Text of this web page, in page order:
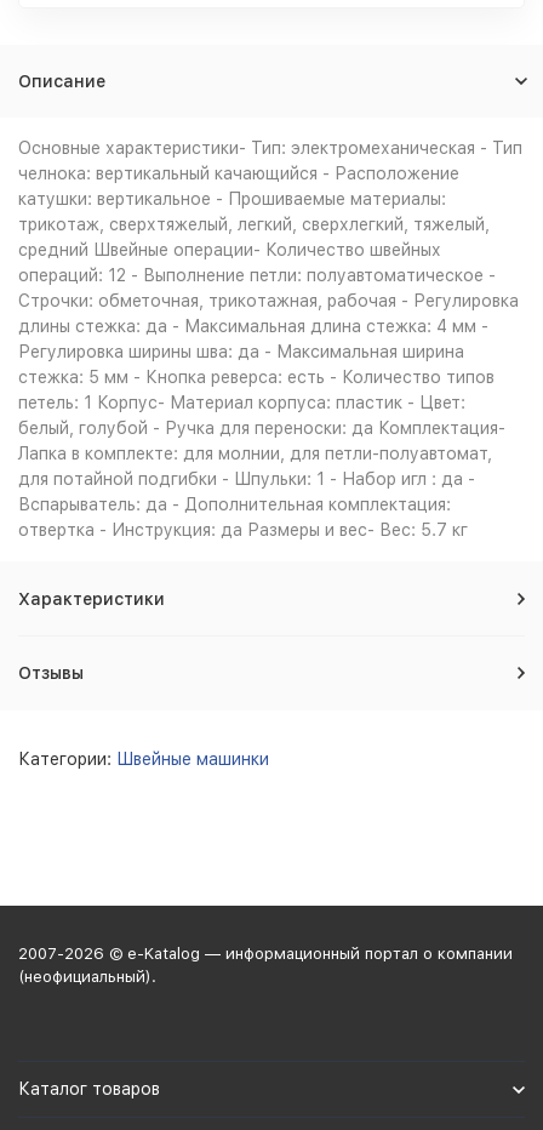
Описание
Основные характеристики- Тип: электромеханическая - Тип
челнока: вертикальный качающийся - Расположение
катушки: вертикальное - Прошиваемые материалы:
трикотаж, сверхтяжелый, легкий, сверхлегкий, тяжелый,
средний Швейные операции- Количество швейных
операций: 12 - Выполнение петли: полуавтоматическое -
Строчки: обметочная, трикотажная, рабочая - Регулировка
длины стежка: да - Максимальная длина стежка: 4 мм -
Регулировка ширины шва: да - Максимальная ширина
стежка: 5 мм - Кнопка реверса: есть - Количество типов
петель: 1 Корпус- Материал корпуса: пластик - Цвет:
белый, голубой - Ручка для переноски: да Комплектация-
Лапка в комплекте: для молнии, для петли-полуавтомат,
для потайной подгибки - Шпульки: 1 - Набор игл : да -
Вспарыватель: да - Дополнительная комплектация:
отвертка - Инструкция: да Размеры и вес- Вес: 5.7 кг
Характеристики
Отзывы
Категории: Швейные машинки
2007-2026 © e-Katalog — информационный портал о компании
(неофициальный).
Каталог товаров